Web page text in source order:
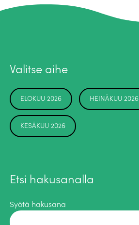
Valitse aihe
ELOKUU 2026 HEINÄKUU 2026
KESÄKUU 2026
Etsi hakusanalla
Syötä hakusana